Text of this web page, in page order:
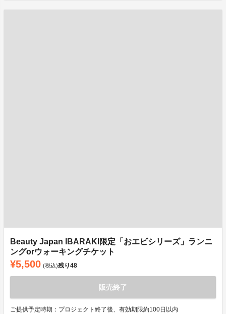
Beauty Japan IBARAKI限定「おエビシリーズ」ランニ
ングorウォーキングチケット
¥5,500 (税込)残り48
販売終了
ご提供予定時期：プロジェクト終了後、有効期限約100日以内